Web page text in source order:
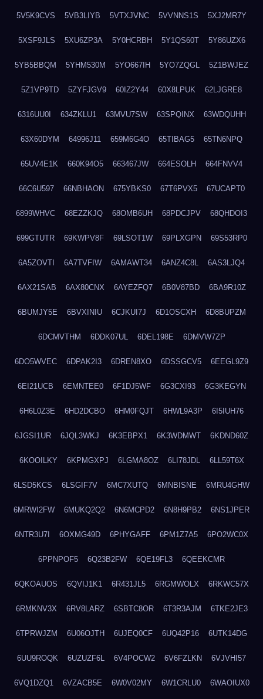
5V5K9CVS 5VB3LIYB 5VTXJVNC 5VVNNS1S 5XJ2MR7Y
5XSF9JLS 5XU6ZP3A 5Y0HCRBH 5Y1QS60T 5Y86UZX6
5YB5BBQM 5YHM530M 5YO667IH 5YO7ZQGL 5Z1BWJEZ
5Z1VP9TD 5ZYFJGV9 60IZ2Y44 60X8LPUK 62LJGRE8
6316UU0I 634ZKLU1 63MVU7SW 63SPQINX 63WDQUHH
63X60DYM 64996J11 659M6G4O 65TIBAG5 65TN6NPQ
65UV4E1K 660K94O5 663467JW 664ESOLH 664FNVV4
66C6U597 66NBHAON 675YBKS0 67T6PVX5 67UCAPT0
6899WHVC 68EZZKJQ 68OMB6UH 68PDCJPV 68QHDOI3
699GTUTR 69KWPV8F 69LSOT1W 69PLXGPN 69S53RP0
6A5ZOVTI 6A7TVFIW 6AMAWT34 6ANZ4C8L 6AS3LJQ4
6AX21SAB 6AX80CNX 6AYEZFQ7 6B0V87BD 6BA9R10Z
6BUMJY5E 6BVXINIU 6CJKUI7J 6D1OSCXH 6D8BUPZM
6DCMVTHM 6DDK07UL 6DEL198E 6DMVW7ZP
6DO5WVEC 6DPAK2I3 6DREN8XO 6DSSGCV5 6EEGL9Z9
6EI21UCB 6EMNTEE0 6F1DJ5WF 6G3CXI93 6G3KEGYN
6H6L0Z3E 6HD2DCBO 6HM0FQJT 6HWL9A3P 6I5IUH76
6JGSI1UR 6JQL3WKJ 6K3EBPX1 6K3WDMWT 6KDND60Z
6KOOILKY 6KPMGXPJ 6LGMA8OZ 6LI78JDL 6LL59T6X
6LSD5KCS 6LSGIF7V 6MC7XUTQ 6MNBISNE 6MRU4GHW
6MRWI2FW 6MUKQ2Q2 6N6MCPD2 6N8H9PB2 6NS1JPER
6NTR3U7I 6OXMG49D 6PHYGAFF 6PM1Z7A5 6PO2WC0X
6PPNPOF5 6Q23B2FW 6QE19FL3 6QEEKCMR
6QKOAUOS 6QVIJ1K1 6R431JL5 6RGMWOLX 6RKWC57X
6RMKNV3X 6RV8LARZ 6SBTC8OR 6T3R3AJM 6TKE2JE3
6TPRWJZM 6U06OJTH 6UJEQ0CF 6UQ42P16 6UTK14DG
6UU9ROQK 6UZUZF6L 6V4POCW2 6V6FZLKN 6VJVHI57
6VQ1DZQ1 6VZACB5E 6W0V02MY 6W1CRLU0 6WAOIUX0